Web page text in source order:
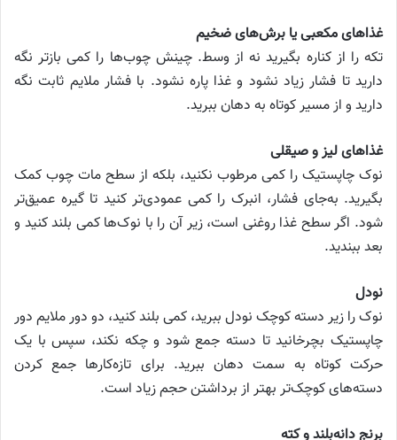
غذاهای مکعبی یا برش‌های ضخیم
تکه را از کناره بگیرید نه از وسط. چینش چوب‌ها را کمی بازتر نگه
دارید تا فشار زیاد نشود و غذا پاره نشود. با فشار ملایم ثابت نگه
دارید و از مسیر کوتاه به دهان ببرید.
غذاهای لیز و صیقلی
نوک چاپستیک را کمی مرطوب نکنید، بلکه از سطح مات چوب کمک
بگیرید. به‌جای فشار، انبرک را کمی عمودی‌تر کنید تا گیره عمیق‌تر
شود. اگر سطح غذا روغنی است، زیر آن را با نوک‌ها کمی بلند کنید و
بعد ببندید.
نودل
نوک را زیر دسته کوچک نودل ببرید، کمی بلند کنید، دو دور ملایم دور
چاپستیک بچرخانید تا دسته جمع شود و چکه نکند، سپس با یک
حرکت کوتاه به سمت دهان ببرید. برای تازه‌کارها جمع کردن
دسته‌های کوچک‌تر بهتر از برداشتن حجم زیاد است.
برنج دانه‌بلند و کته